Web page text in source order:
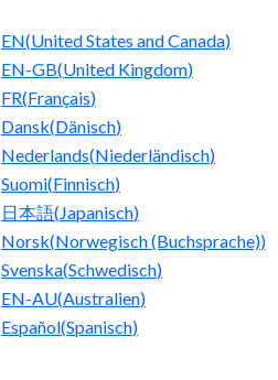
EN(United States and Canada)
EN-GB(United Kingdom)
FR(Français)
Dansk(Dänisch)
Nederlands(Niederländisch)
Suomi(Finnisch)
日本語(Japanisch)
Norsk(Norwegisch (Buchsprache))
Svenska(Schwedisch)
EN-AU(Australien)
Español(Spanisch)